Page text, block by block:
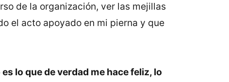
de la organización, ver las mejillas
el acto apoyado en mi pierna y que
es lo que de verdad me hace feliz, lo